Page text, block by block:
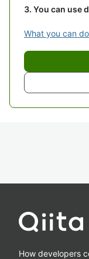
You can use
What you can
How developers